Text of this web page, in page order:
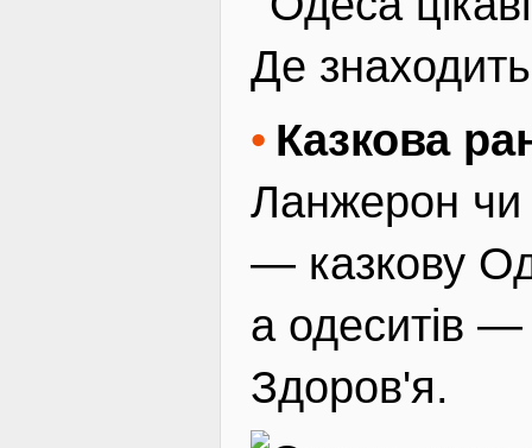
Де
Казкова
Ланжерон чи
— казкову
а одеситів —
Здоров'я.